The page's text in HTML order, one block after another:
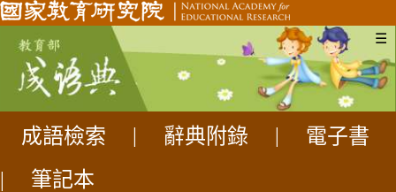
☰
成語檢索 辭典附錄
電子書
|
筆記本